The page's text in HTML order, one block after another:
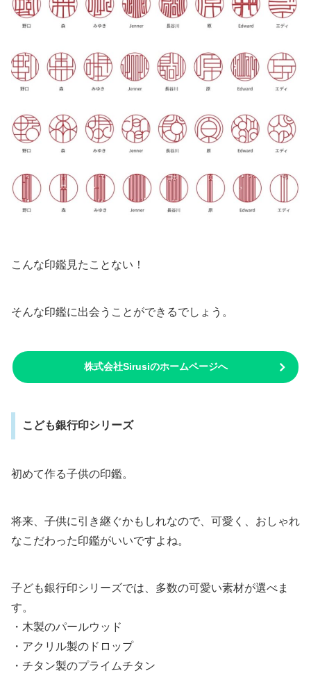
こんな印鑑見たことない！
そんな印鑑に出会うことができるでしょう。
株式会社Sirusiのホームページへ
こども銀行印シリーズ
初めて作る子供の印鑑。
将来、子供に引き継ぐかもしれなので、可愛く、おしゃれ
なこだわった印鑑がいいですよね。
子ども銀行印シリーズでは、多数の可愛い素材が選べま
す。
・木製のパールウッド
・アクリル製のドロップ
・チタン製のプライムチタン